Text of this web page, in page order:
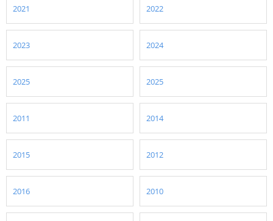
2021 2022
2023 2024
2025 2025
2011 2014
2015 2012
2016 2010